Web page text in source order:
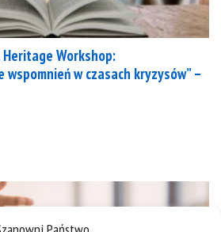
Heritage Workshop:
wspomnień w czasach kryzysów” –